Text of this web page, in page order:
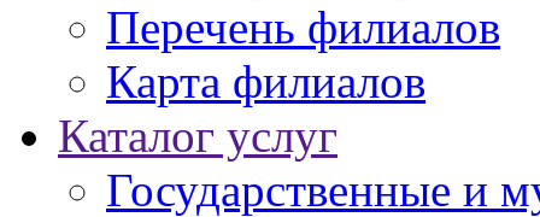
Перечень филиалов
Карта филиалов
Каталог услуг
Государственные и